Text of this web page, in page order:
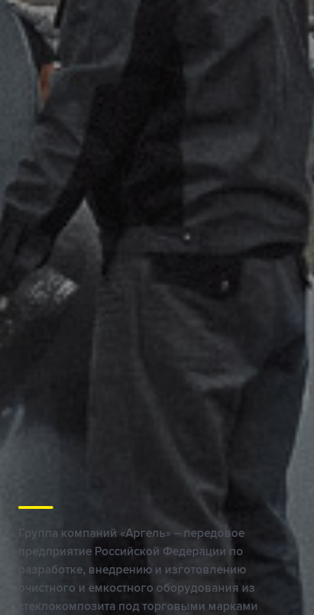
Группа компаний «Аргель» – передовое
предприятие Российской Федерации по
разработке, внедрению и изготовлению
очистного и емкостного оборудования из
стеклокомпозита под торговыми марками